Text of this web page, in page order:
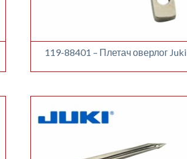
119-88401 – Плетач оверлог Juki